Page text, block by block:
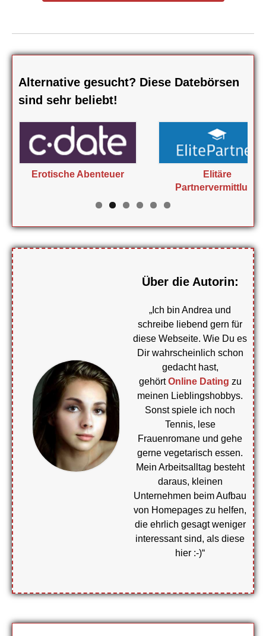
Alternative gesucht? Diese Datebörsen
sind sehr beliebt!
Erotische Abenteuer
Elitäre
Partnervermittlung
Über die Autorin:
„Ich bin Andrea und
schreibe liebend gern für
diese Webseite. Wie Du es
Dir wahrscheinlich schon
gedacht hast,
gehörtOnline Dating zu
meinen Lieblingshobbys.
Sonst spiele ich noch
Tennis, lese
Frauenromane und gehe
gerne vegetarisch essen.
Mein Arbeitsalltag besteht
daraus, kleinen
Unternehmen beim Aufbau
von Homepages zu helfen,
die ehrlich gesagt weniger
interessant sind, als diese
hier :-)“